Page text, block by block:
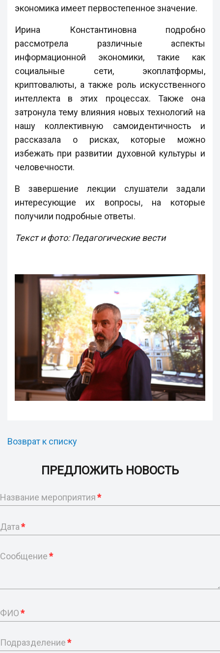
экономика имеет первостепенное значение.
Ирина Константиновна подробно
рассмотрела различные аспекты
информационной экономики, такие как
социальные сети, экоплатформы,
криптовалюты, а также роль искусственного
интеллекта в этих процессах. Также она
затронула тему влияния новых технологий на
нашу коллективную самоидентичность и
рассказала о рисках, которые можно
избежать при развитии духовной культуры и
человечности.
В завершение лекции слушатели задали
интересующие их вопросы, на которые
получили подробные ответы.
Текст и фото: Педагогические вести
Возврат к списку
ПРЕДЛОЖИТЬ НОВОСТЬ
Название мероприятия*
Дата*
Сообщение*
ФИО*
Подразделение*